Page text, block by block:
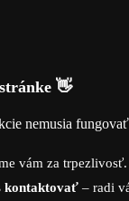
👋
nemusia
vám za trpezlivosť.
kontaktovať – radi